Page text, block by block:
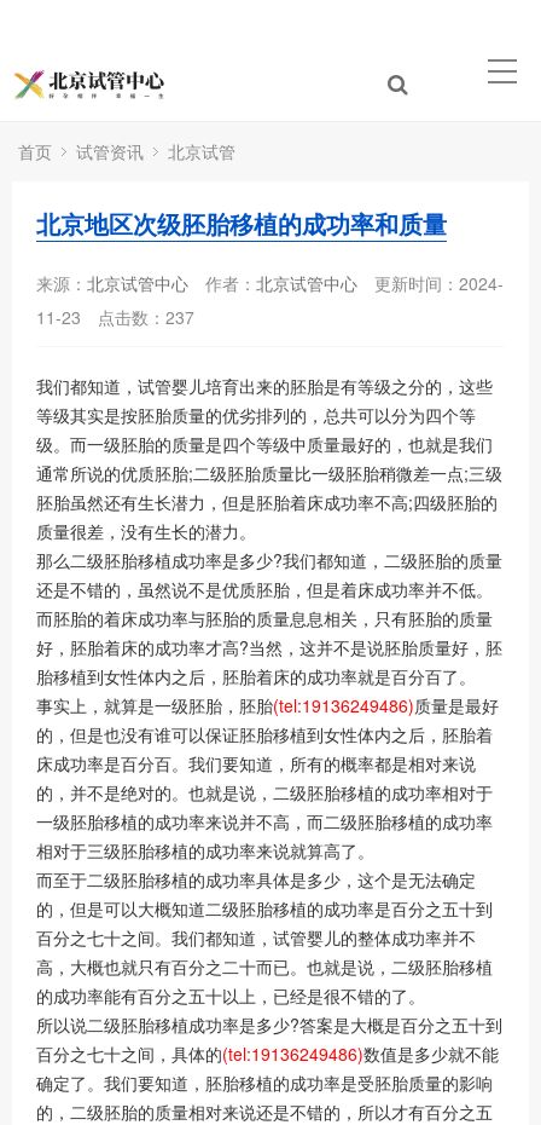
首页 试管资讯 北京试管
北京地区次级胚胎移植的成功率和质量
来源： 北京试管中心 作者： 北京试管中心
更新时间：2024-
11-23
点击数： 237
我们都知道，试管婴儿培育出来的胚胎是有等级之分的，这些
等级其实是按胚胎质量的优劣排列的，总共可以分为四个等
级。而一级胚胎的质量是四个等级中质量最好的，也就是我们
通常所说的优质胚胎;二级胚胎质量比一级胚胎稍微差一点;三级
胚胎虽然还有生长潜力，但是胚胎着床成功率不高;四级胚胎的
质量很差，没有生长的潜力。
那么二级胚胎移植成功率是多少?我们都知道，二级胚胎的质量
还是不错的，虽然说不是优质胚胎，但是着床成功率并不低。
而胚胎的着床成功率与胚胎的质量息息相关，只有胚胎的质量
好，胚胎着床的成功率才高?当然，这并不是说胚胎质量好，胚
胎移植到女性体内之后，胚胎着床的成功率就是百分百了。
事实上，就算是一级胚胎，胚胎(tel:19136249486)质量是最好
的，但是也没有谁可以保证胚胎移植到女性体内之后，胚胎着
床成功率是百分百。我们要知道，所有的概率都是相对来说
的，并不是绝对的。也就是说，二级胚胎移植的成功率相对于
一级胚胎移植的成功率来说并不高，而二级胚胎移植的成功率
相对于三级胚胎移植的成功率来说就算高了。
而至于二级胚胎移植的成功率具体是多少，这个是无法确定
的，但是可以大概知道二级胚胎移植的成功率是百分之五十到
百分之七十之间。我们都知道，试管婴儿的整体成功率并不
高，大概也就只有百分之二十而已。也就是说，二级胚胎移植
的成功率能有百分之五十以上，已经是很不错的了。
所以说二级胚胎移植成功率是多少?答案是大概是百分之五十到
百分之七十之间，具体的(tel:19136249486)数值是多少就不能
确定了。我们要知道，胚胎移植的成功率是受胚胎质量的影响
的，二级胚胎的质量相对来说还是不错的，所以才有百分之五